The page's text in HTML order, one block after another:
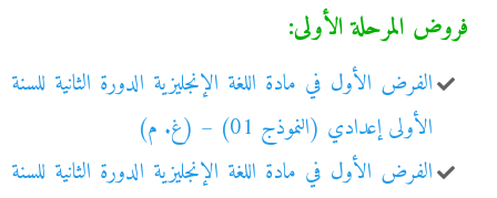
فروض المرحلة الأولى:
الفرض الأول في مادة اللغة الإنجليزية الدورة الثانية للسنة
الأولى إعدادي (النموذج 01) – (غ. م)
الفرض الأول في مادة اللغة الإنجليزية الدورة الثانية للسنة